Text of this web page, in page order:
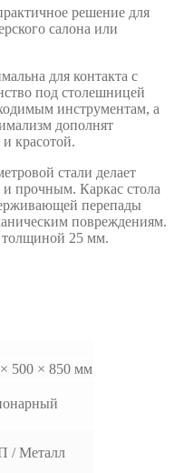
решение для
салона или
для контакта с
под столешницей
инструментам, а
дополнят
красотой.
стали делает
прочным. Каркас стола
перепады
повреждениям.
25 мм.
500 × 850 мм
/ Металл